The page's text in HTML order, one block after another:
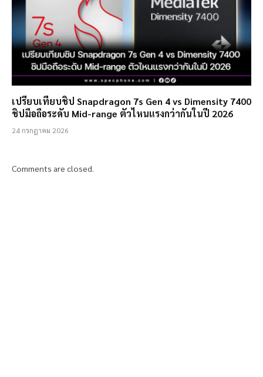
เปรียบเทียบชิป Snapdragon 7s Gen 4 vs Dimensity 7400
ชิปมือถือระดับ Mid-range ตัวไหนแรงกว่ากันในปี 2026
24 กรกฎาคม 2026
Comments are closed.